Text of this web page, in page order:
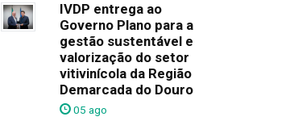
IVDP entrega ao
Governo Plano para a
gestão sustentável e
valorização do setor
vitivinícola da Região
Demarcada do Douro
05 ago